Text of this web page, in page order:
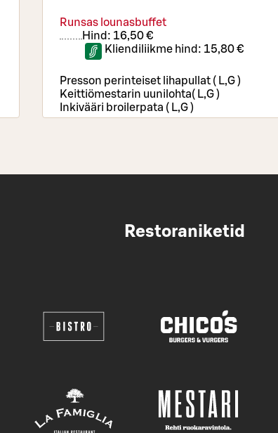
Runsas lounasbuffet
Hind: 16,50 €
Kliendiliikme hind: 15,80 €
Presson perinteiset lihapullat ( L,G )
Keittiömestarin uunilohta( L,G )
Inkivääri broilerpata ( L,G )
Restoraniketid